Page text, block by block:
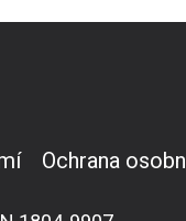
Ochrana